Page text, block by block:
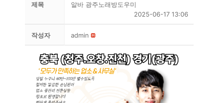
제목
알바 광주노래방도우미
2025-06-17 13:06
작성자 admin